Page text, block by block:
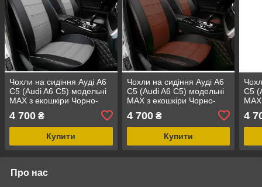
Чохли на сидіння Ауді А6
С5 (Audi A6 C5) модельні
MAX з екошкіри Чорно-
4 700 ₴
Купити
Чохли на сидіння Ауді А6
С5 (Audi A6 C5) модельні
MAX з екошкіри Чорно-
4 700₴
Купити
С5
4
Про нас